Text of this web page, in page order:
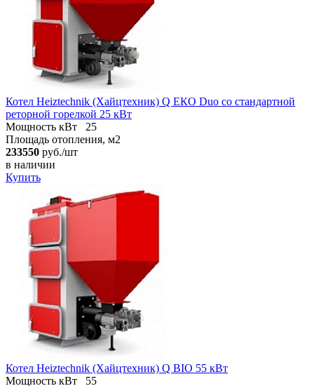
Котел Heiztechnik (Хайцтехник) Q ЕКO Duo со стандартной
реторной горелкой 25 кВт
Мощность кВт
25
Площадь отопления, м2
233550 руб./шт
в наличии
Купить
Котел Heiztechnik (Хайцтехник) Q BIO 55 кВт
Мощность кВт
55